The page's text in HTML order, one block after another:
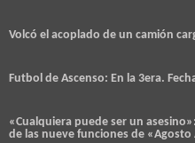
Volcó el acoplado de un camión
Futbol de Ascenso: En la 3era.
«Cualquiera puede ser un
de las nueve funciones de «Agosto